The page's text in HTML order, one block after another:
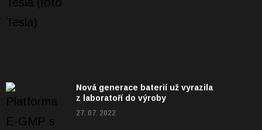
Nová generace baterií už vyrazila
z laboratoří do výroby
27. 07. 2022